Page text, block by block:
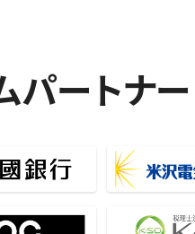
パートナー